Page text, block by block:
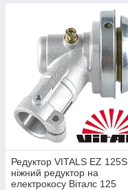
Редуктор VITALS EZ 125S
ніжний редуктор на
електрокосу Віталс 125